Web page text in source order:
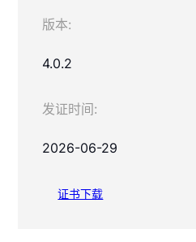
版本:
4.0.2
发证时间:
2026-06-29
证书下载